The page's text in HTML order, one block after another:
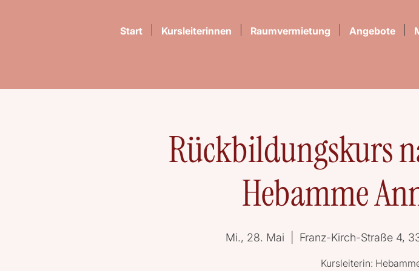
Start Kursleiterinnen Raumvermietung Angebote
Rückbildungskurs
Hebamme
Mi., 28. Mai Franz-Kirch-Straße 4,
Kursleiterin: